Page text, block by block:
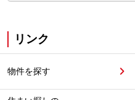
リンク
物件を探す